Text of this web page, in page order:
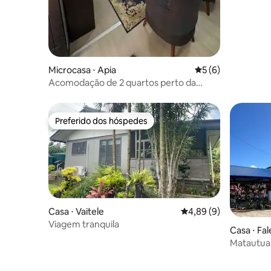
Microcasa ⋅ Apia 5 de uma
5 (6)
Acomodação de 2 quartos perto da
Preferido dos hóspedes
Preferido dos hóspedes
Casa ⋅ Vaitele 4,89 de uma
4,89 (9)
Viagem tranquila
Casa ⋅